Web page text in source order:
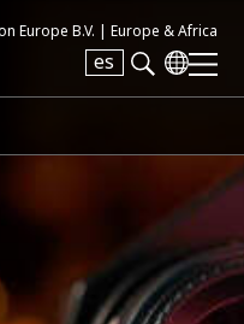
Europe B.V. | Europe & Africa
es